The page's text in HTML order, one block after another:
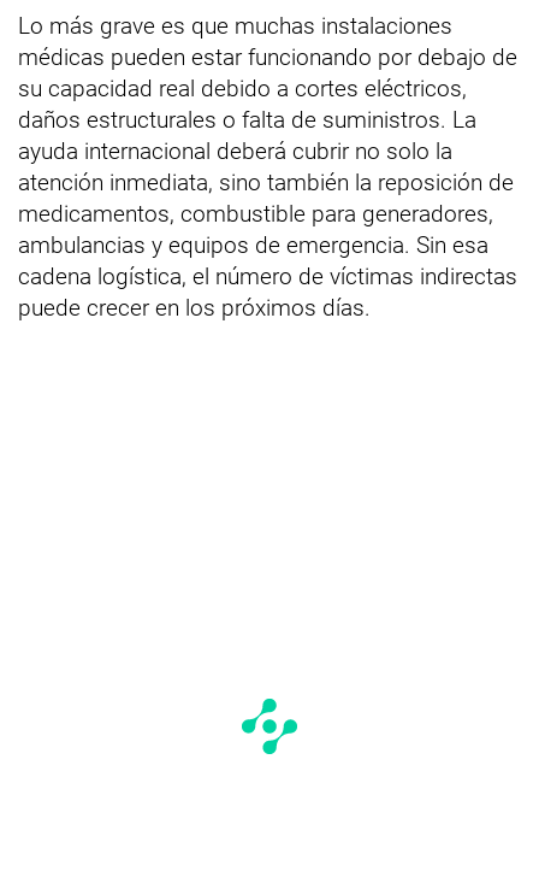
Lo más grave es que muchas instalaciones
médicas pueden estar funcionando por debajo de
su capacidad real debido a cortes eléctricos,
daños estructurales o falta de suministros. La
ayuda internacional deberá cubrir no solo la
atención inmediata, sino también la reposición de
medicamentos, combustible para generadores,
ambulancias y equipos de emergencia. Sin esa
cadena logística, el número de víctimas indirectas
puede crecer en los próximos días.